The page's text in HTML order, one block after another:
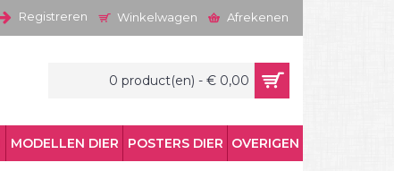
Registreren Winkelwagen Afrekenen
0 product(en) - € 0,00
MODELLEN DIER POSTERS DIER OVERIGEN